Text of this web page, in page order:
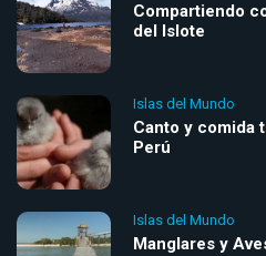
Compartiendo
del Islote
Islas del Mundo
Canto y comida
Perú
Islas del Mundo
Manglares y